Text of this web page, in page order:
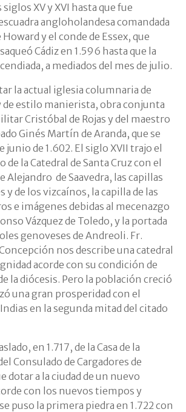
XV y XVI hasta que fue
angloholandesa comandada
y el conde de Essex, que
Cádiz en 1.596 hasta que la
a mediados del mes de julio.
la actual iglesia columnaria de
de estilo manierista, obra conjunta
Cristóbal de Rojas y del maestro
Ginés Martín de Aranda, que se
junio de 1.602. El siglo XVII trajo el
la Catedral de Santa Cruz con el
Alejandro de Saavedra, las capillas
y de los vizcaínos, la capilla de las
e imágenes debidas al mecenazgo
Vázquez de Toledo, y la portada
genoveses de Andreoli. Fr.
nos describe una catedral
acorde con su condición de
la diócesis. Pero la población creció
una gran prosperidad con el
en la segunda mitad del citado
en 1.717, de la Casa de la
Consulado de Cargadores de
dotar a la ciudad de un nuevo
con los nuevos tiempos y
puso la primera piedra en 1.722 con